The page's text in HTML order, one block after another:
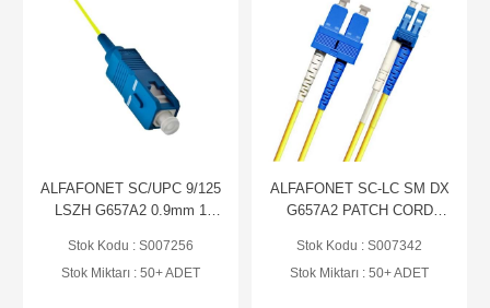
ALFAFONET SC/UPC 9/125
LSZH G657A2 0.9mm 1
(PGT-SCA2TBLZYE-01)
Stok Kodu : S007256
Stok Miktarı : 50+ ADET
ALFAFONET SC-LC SM DX
G657A2 PATCH CORD
SCLCA2DLZ20YE-01)
Stok Kodu : S007342
Stok Miktarı : 50+ ADET